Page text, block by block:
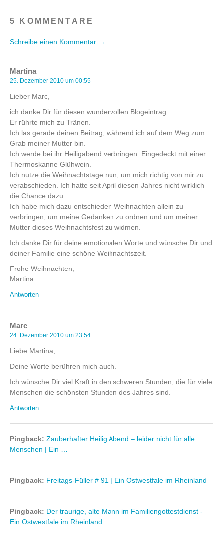
5 KOMMENTARE
Schreibe einen Kommentar →
Martina
25. Dezember 2010 um 00:55
Lieber Marc,
ich danke Dir für diesen wundervollen Blogeintrag.
Er rührte mich zu Tränen.
Ich las gerade deinen Beitrag, während ich auf dem Weg zum
Grab meiner Mutter bin.
Ich werde bei ihr Heiligabend verbringen. Eingedeckt mit einer
Thermoskanne Glühwein.
Ich nutze die Weihnachtstage nun, um mich richtig von mir zu
verabschieden. Ich hatte seit April diesen Jahres nicht wirklich
die Chance dazu.
Ich habe mich dazu entschieden Weihnachten allein zu
verbringen, um meine Gedanken zu ordnen und um meiner
Mutter dieses Weihnachtsfest zu widmen.
Ich danke Dir für deine emotionalen Worte und wünsche Dir und
deiner Familie eine schöne Weihnachtszeit.
Frohe Weihnachten,
Martina
Antworten
Marc
24. Dezember 2010 um 23:54
Liebe Martina,
Deine Worte berühren mich auch.
Ich wünsche Dir viel Kraft in den schweren Stunden, die für viele
Menschen die schönsten Stunden des Jahres sind.
Antworten
Pingback: Zauberhafter Heilig Abend – leider nicht für alle
Menschen | Ein …
Pingback: Freitags-Füller # 91 | Ein Ostwestfale im Rheinland
Pingback: Der traurige, alte Mann im Familiengottestdienst -
Ein Ostwestfale im Rheinland